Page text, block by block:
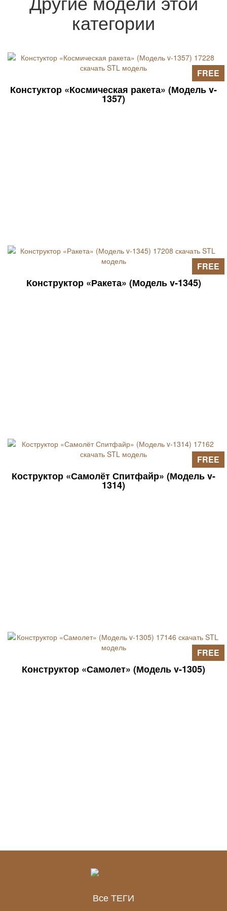
категории
Констуктор «Космическая ракета» (Модель v-
1357)
FREE
Конструктор «Ракета» (Модель v-1345)
FREE
Коструктор «Самолёт Спитфайр» (Модель v-
1314)
FREE
Конструктор «Самолет» (Модель v-1305)
FREE
Все ТЕГИ